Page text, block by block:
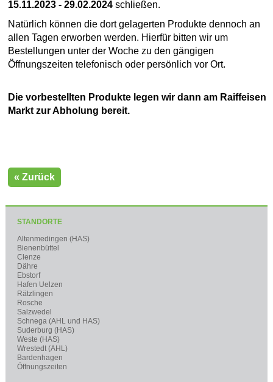
15.11.2023 - 29.02.2024 schließen.
Natürlich können die dort gelagerten Produkte dennoch an
allen Tagen erworben werden. Hierfür bitten wir um
Bestellungen unter der Woche zu den gängigen
Öffnungszeiten telefonisch oder persönlich vor Ort.
Die vorbestellten Produkte legen wir dann am Raiffeisen
Markt zur Abholung bereit.
« Zurück
STANDORTE
Altenmedingen (HAS)
Bienenbüttel
Clenze
Dähre
Ebstorf
Hafen Uelzen
Rätzlingen
Rosche
Salzwedel
Schnega (AHL und HAS)
Suderburg (HAS)
Weste (HAS)
Wrestedt (AHL)
Bardenhagen
Öffnungszeiten